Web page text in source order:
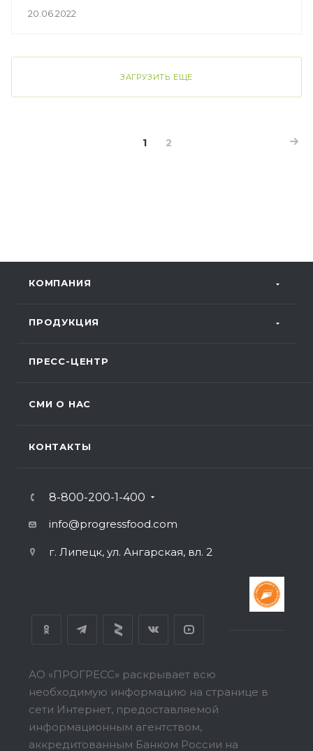
20.06.2022
ЗАГРУЗИТЬ ЕЩЕ
1 2
КОМПАНИЯ
ПРОДУКЦИЯ
ПРЕСС-ЦЕНТР
СМИ О НАС
КОНТАКТЫ
8-800-200-1-400
info@progressfood.com
г. Липецк, ул. Ангарская, вл. 2
АО «ПРОГРЕСС» раскрывает всю
необходимую информацию на странице в
сети Интернет, предоставляемой
информационным агентством,
аккредитованным Банком России на